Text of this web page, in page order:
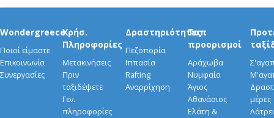
Wondergreece
Ποιοί είμαστε
Επικοινωνία
Συνεργασίες
Χρήσ.
Πληροφορίες
Μετακινήσεις
Πριν
ταξιδέψετε
Γεν.
πληροφορίες
Δραστηριότητες
Πεζοπορία
Ιππασία
Rafting
Αναρρίχηση
Τοπ
προορισμοί
Αράχωβα
Νυμφαίο
Άγιος
Αθανάσιος
Ελάτη &
μέρες